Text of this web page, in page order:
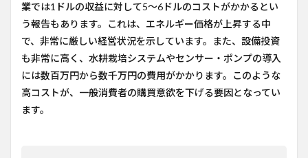
業では1ドルの収益に対して5〜6ドルのコストがかかるとい
う報告もあります。これは、エネルギー価格が上昇する中
で、非常に厳しい経営状況を示しています。また、設備投資
も非常に高く、水耕栽培システムやセンサー・ポンプの導入
には数百万円から数千万円の費用がかかります。このような
高コストが、一般消費者の購買意欲を下げる要因となってい
ます。